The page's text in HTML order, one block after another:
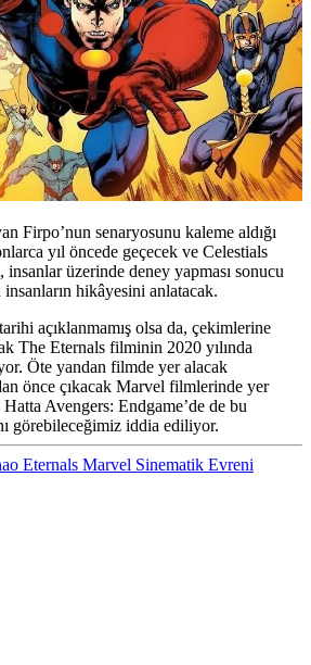
Firpo’nun senaryosunu kaleme aldığı
yıl öncede geçecek ve Celestials
üzerinde deney yapması sonucu
hikâyesini anlatacak.
açıklanmamış olsa da, çekimlerine
The Eternals filminin 2020 yılında
Öte yandan filmde yer alacak
önce çıkacak Marvel filmlerinde yer
Avengers: Endgame’de de bu
görebileceğimiz iddia ediliyor.
Eternals Marvel Sinematik Evreni